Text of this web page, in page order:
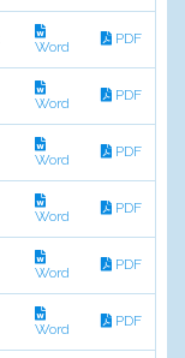
Word PDF
Word PDF
Word PDF
Word PDF
Word PDF
Word PDF